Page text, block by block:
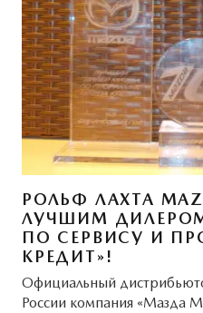
РОЛЬФ ЛАХТА
ЛУЧШИМ
ПО СЕРВИСУ И
КРЕДИТ»!
Официальный
России компания «Мазда